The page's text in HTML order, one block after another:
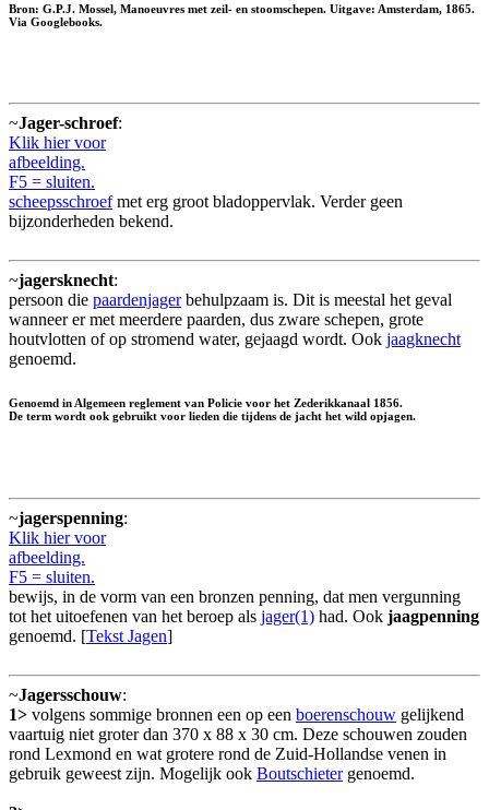
Bron: G.P.J. Mossel, Manoeuvres met zeil- en stoomschepen. Uitgave: Amsterdam, 1865.
Via Googlebooks.
~Jager-schroef:
Klik hier voor
afbeelding.
F5 = sluiten.
scheepsschroefmet erg groot bladoppervlak. Verder geen
bijzonderheden bekend.
~jagersknecht:
persoon die paardenjagerbehulpzaam is. Dit is meestal het geval
wanneer er met meerdere paarden, dus zware schepen, grote
houtvlotten of op stromend water, gejaagd wordt. Ook jaagknecht
genoemd.
Genoemd in Algemeen reglement van Policie voor het Zederikkanaal 1856.
De term wordt ook gebruikt voor lieden die tijdens de jacht het wild opjagen.
~jagerspenning:
Klik hier voor
afbeelding.
F5 = sluiten.
bewijs, in de vorm van een bronzen penning, dat men vergunning
tot het uitoefenen van het beroep als jager(1) had. Ook jaagpenning
genoemd. [Tekst Jagen]
~Jagersschouw:
1> volgens sommige bronnen een op een boerenschouw gelijkend
vaartuig niet groter dan 370 x 88 x 30 cm. Deze schouwen zouden
rond Lexmond en wat grotere rond de Zuid-Hollandse venen in
gebruik geweest zijn. Mogelijk ook Boutschietergenoemd.